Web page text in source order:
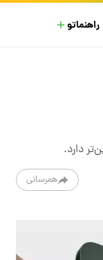
راهنماتو
همرسانی